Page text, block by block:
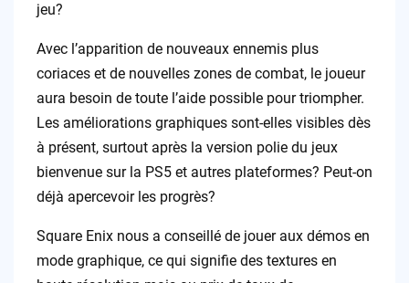
jeu?
Avec l’apparition de nouveaux ennemis plus
coriaces et de nouvelles zones de combat, le joueur
aura besoin de toute l’aide possible pour triompher.
Les améliorations graphiques sont-elles visibles dès
à présent, surtout après la version polie du jeux
bienvenue sur la PS5 et autres plateformes? Peut-on
déjà apercevoir les progrès?
Square Enix nous a conseillé de jouer aux démos en
mode graphique, ce qui signifie des textures en